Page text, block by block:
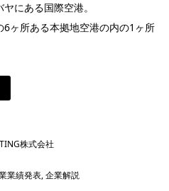
にある国際空港。
ヶ所ある本拠地空港の内の1ヶ所
株式会社
業績発表,企業解説